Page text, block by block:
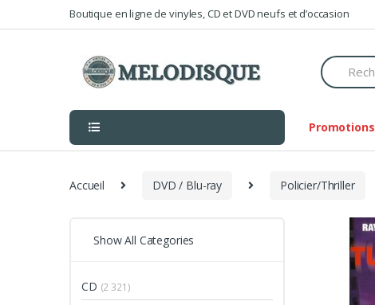
to
to
Boutique en ligne de vinyles, CD et DVD neufs et d’occasion
Search
for:
Promotions
Accueil DVD / Blu-ray Policier/Thriller
Show All Categories
CD (2 321)